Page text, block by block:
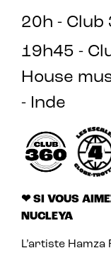
20h - Club
19h45 -
House
- Inde
❤ SI VOUS
NUCLEYA
L’artiste Hamza